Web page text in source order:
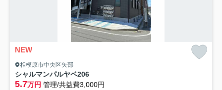
NEW
相模原市中央区矢部
シャルマンパルヤベ206
5.7万円 管理/共益費3,000円